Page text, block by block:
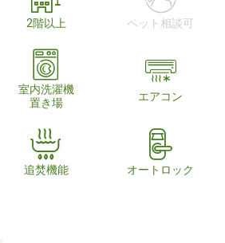
2階以上 ペット相談可
室内洗濯機
置き場
エアコン
追焚機能 オートロック